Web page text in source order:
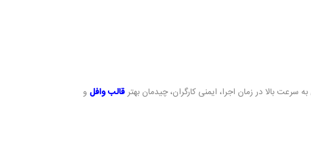
بالا در زمان اجرا، ایمنی کارگران، چیدمان بهترقالب وافل و